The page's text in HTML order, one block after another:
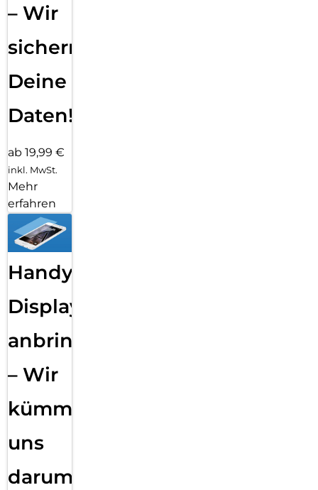
– Wir
sichern
Deine
Daten!
ab 19,99 €
inkl. MwSt.
Mehr
erfahren
Handy
Displayfolie
anbringen
– Wir
kümmern
uns
darum!